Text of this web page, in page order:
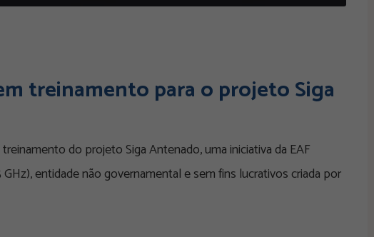
treinamento para o projeto Siga
do projeto Siga Antenado, uma iniciativa da EAF
entidade não governamental e sem fins lucrativos criada por